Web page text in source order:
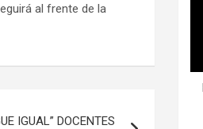
al frente de la
IGUAL” DOCENTES